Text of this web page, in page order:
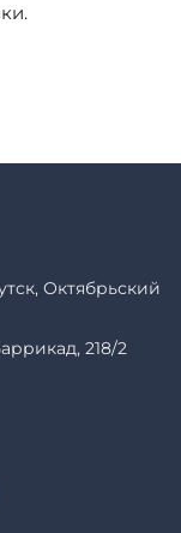
Октябрьский
218/2